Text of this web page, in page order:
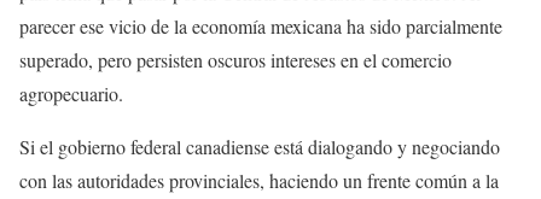
parecer ese vicio de la economía mexicana ha sido parcialmente
superado, pero persisten oscuros intereses en el comercio
agropecuario.
Si el gobierno federal canadiense está dialogando y negociando
con las autoridades provinciales, haciendo un frente común a la